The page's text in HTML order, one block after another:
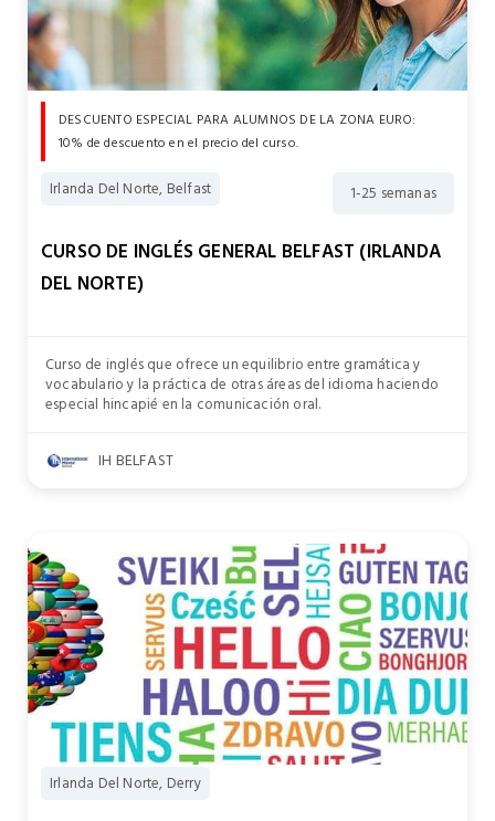
DESCUENTO ESPECIAL PARA ALUMNOS DE LA ZONA EURO:
10% de descuento en el precio del curso.
Irlanda Del Norte, Belfast 1-25 semanas
CURSO DE INGLÉS GENERAL BELFAST (IRLANDA
DEL NORTE)
Curso de inglés que ofrece un equilibrio entre gramática y
vocabulario y la práctica de otras áreas del idioma haciendo
especial hincapié en la comunicación oral.
IH BELFAST
Irlanda Del Norte, Derry